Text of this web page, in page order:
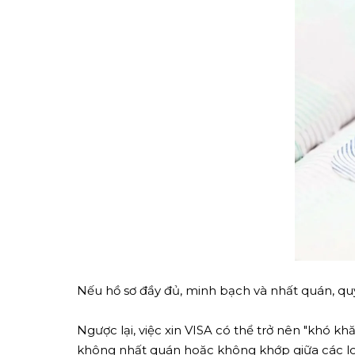
Nếu hồ sơ đầy đủ, minh bạch và nhất quán,
Ngược lại, việc xin VISA có thể trở nên "khó
không nhất quán hoặc không khớp giữa các